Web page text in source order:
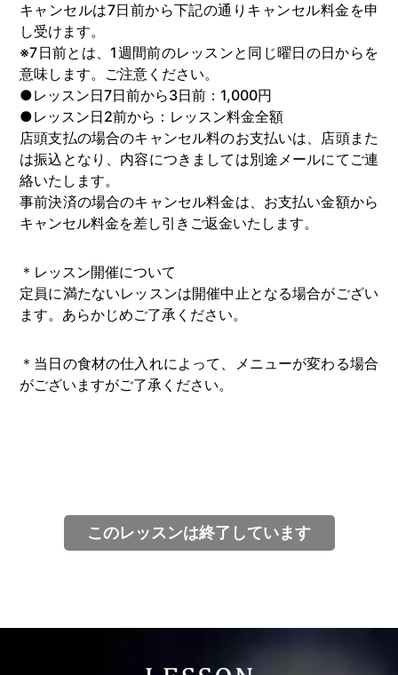
キャンセルは7日前から下記の通りキャンセル料金を申
し受けます。
※7日前とは、1週間前のレッスンと同じ曜日の日からを
意味します。ご注意ください。
●レッスン日7日前から3日前：1,000円
●レッスン日2前から：レッスン料金全額
店頭支払の場合のキャンセル料のお支払いは、店頭また
は振込となり、内容につきましては別途メールにてご連
絡いたします。
事前決済の場合のキャンセル料金は、お支払い金額から
キャンセル料金を差し引きご返金いたします。
＊レッスン開催について
定員に満たないレッスンは開催中止となる場合がござい
ます。あらかじめご了承ください。
＊当日の食材の仕入れによって、メニューが変わる場合
がございますがご了承ください。
このレッスンは終了しています